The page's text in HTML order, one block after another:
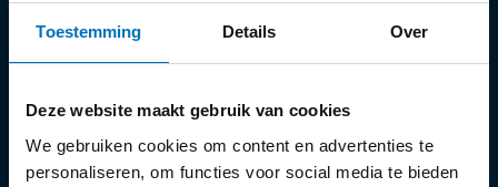
Toestemming Details Over
Deze website maakt gebruik van cookies
We gebruiken cookies om content en advertenties te
personaliseren, om functies voor social media te bieden
Ma:
13:30 - 18:00 uur
Di t/m vr:09:30 - 18:00 uur